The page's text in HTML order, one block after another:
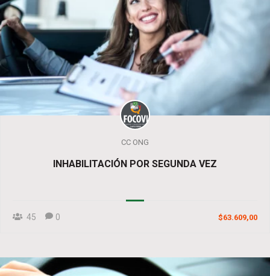
CC ONG
INHABILITACIÓN POR SEGUNDA VEZ
45 0 $63.609,00